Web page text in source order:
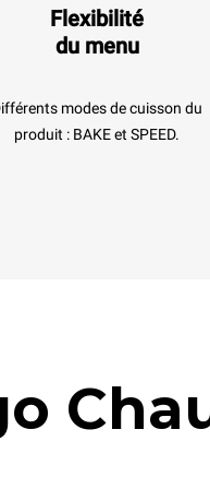
Flexibilité
du menu
modes de cuisson du
produit : BAKE et SPEED.